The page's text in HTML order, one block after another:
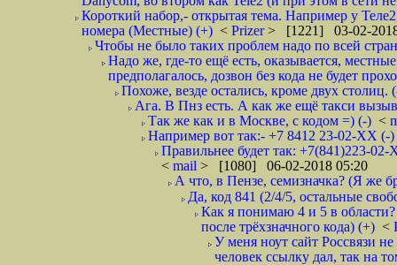
Короткий набор,- открытая тема. Например у
номера (Местные) (+) < Prizer> [1221] 03-02-
Чтобы не было таких проблем надо по всей
Надо же, где-то ещё есть, оказывается,
предполагалось, дозвон без кода не будет
Похоже, везде остались, кроме двух
Ага. В Пнз есть. А как же ещё такси
Так же как и в Москве, с кодом =) (-) <
Например вот так:- +7 8412 23-02-ХХ (-
Правильнее будет так: +7(841)223-
< mail > [1080] 06-02-2018 05:20
А что, в Пензе, семизначка? (Я же
Да, код 841 (2/4/5, остальные
Как я понимаю 4 и 5 в
после трёхзначного кода) (+) <
У меня ноут сайт Россвязи
человек ссылку дал, так на